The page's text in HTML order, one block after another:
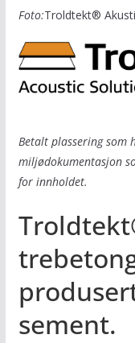
Foto:Troldtekt®
Betalt plassering som
miljødokumentasjon
for innholdet.
sement.